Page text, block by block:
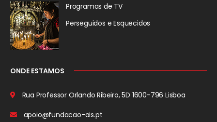
Programas de TV
Perseguidos e Esquecidos
ONDE ESTAMOS
Rua Professor Orlando Ribeiro, 5D 1600-796 Lisboa
apoio@fundacao-ais.pt